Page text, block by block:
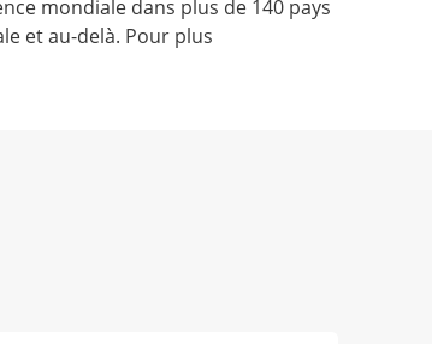
mondiale dans plus de 140 pays
et au-delà. Pour plus